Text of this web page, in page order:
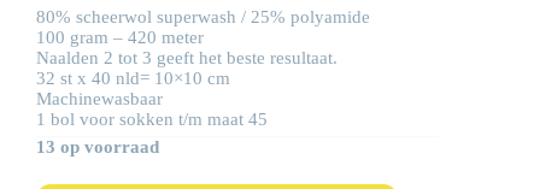
80% scheerwol superwash / 25% polyamide
100 gram – 420 meter
Naalden 2 tot 3 geeft het beste resultaat.
32 st x 40 nld= 10×10 cm
Machinewasbaar
1 bol voor sokken t/m maat 45
13 op voorraad